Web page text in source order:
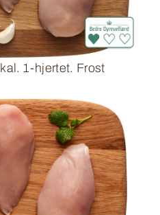
1-hjertet. Frost